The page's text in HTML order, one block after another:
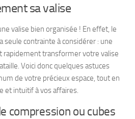
sa valise
valise bien organisée ! En effet, le
seule contrainte à considérer : une
rapidement transformer votre valise
Voici donc quelques astuces
de votre précieux espace, tout en
et intuitif à vos affaires.
compression ou cubes